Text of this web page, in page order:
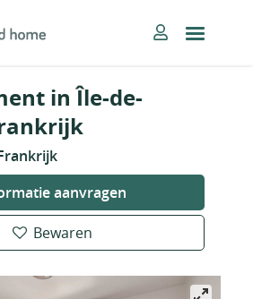
in Île-de-
aanvragen
Bewaren